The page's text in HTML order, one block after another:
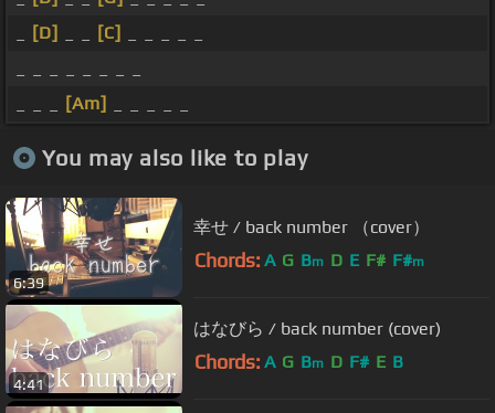
[D] [C]
[Am]
You may also like to play
6:39
幸せ / back number （cover）
Chords: A G Bm D E F# F#m
4:41
はなびら / back number (cover)
Chords: A G Bm D F# E B